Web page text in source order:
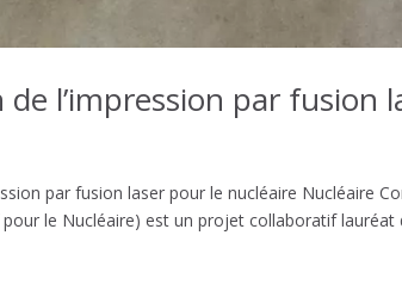
l’impression par fusion
par fusion laser pour le nucléaire Nucléaire
le Nucléaire) est un projet collaboratif lauréat